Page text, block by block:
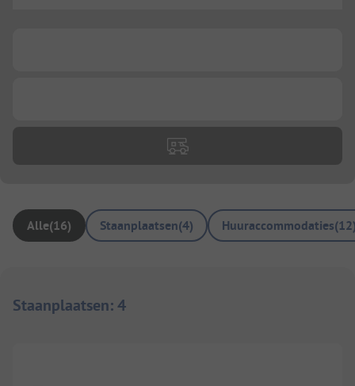
Alle(16) Staanplaatsen(4) Huuraccommodaties(12
Staanplaatsen:4